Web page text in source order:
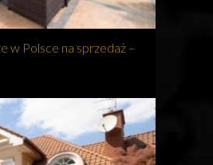
w Polsce na sprzedaż –